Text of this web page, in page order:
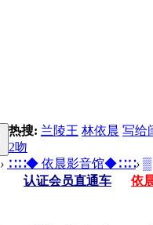
热搜: 兰陵王 林依晨 写给
2吻
› ∷∷◆ 依晨影音馆◆∷∷› ▒
认证会员直通车
依